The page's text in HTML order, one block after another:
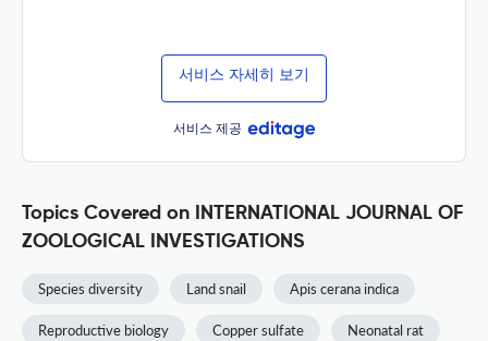
서비스 자세히 보기
서비스 제공
Topics Covered on INTERNATIONAL JOURNAL OF
ZOOLOGICAL INVESTIGATIONS
Species diversity Land snail Apis cerana indica
Reproductive biology Copper sulfate Neonatal rat